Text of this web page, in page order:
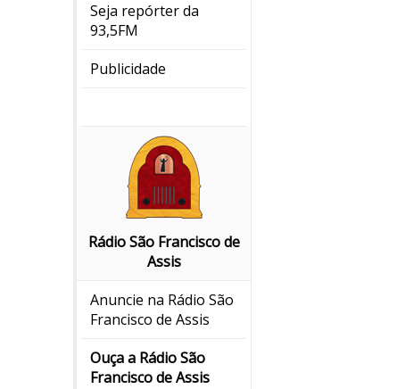
Seja repórter da
93,5FM
Publicidade
Rádio São Francisco de
Assis
Anuncie na Rádio São
Francisco de Assis
Ouça a Rádio São
Francisco de Assis